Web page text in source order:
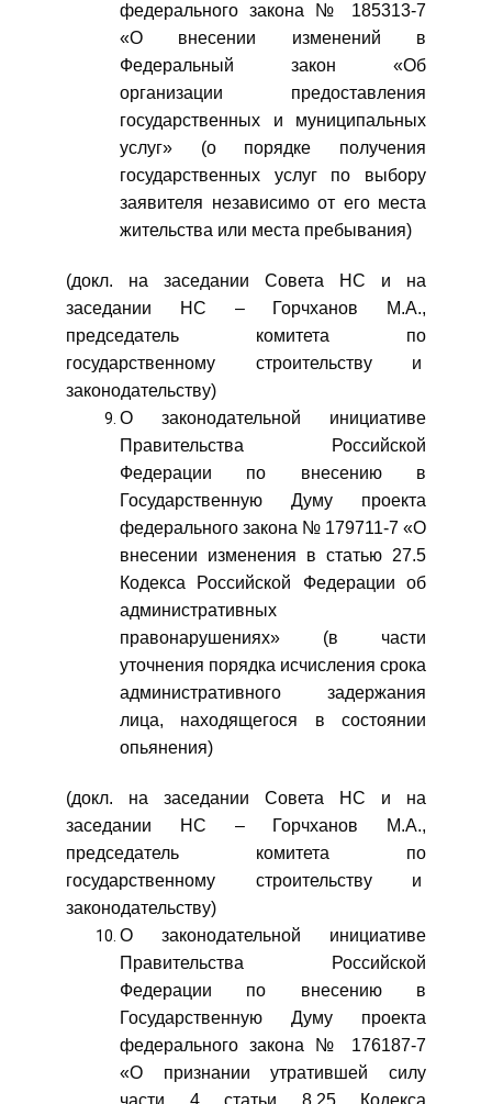
федерального закона № 185313-7
«О внесении изменений в
Федеральный закон «Об
организации предоставления
государственных и муниципальных
услуг» (о порядке получения
государственных услуг по выбору
заявителя независимо от его места
жительства или места пребывания)
(докл. на заседании Совета НС и на
заседании НС – Горчханов М.А.,
председатель комитета по
государственному строительству и
законодательству)
О законодательной инициативе
Правительства Российской
Федерации по внесению в
Государственную Думу проекта
федерального закона № 179711-7 «О
внесении изменения в статью 27.5
Кодекса Российской Федерации об
административных
правонарушениях» (в части
уточнения порядка исчисления срока
административного задержания
лица, находящегося в состоянии
опьянения)
(докл. на заседании Совета НС и на
заседании НС – Горчханов М.А.,
председатель комитета по
государственному строительству и
законодательству)
О законодательной инициативе
Правительства Российской
Федерации по внесению в
Государственную Думу проекта
федерального закона № 176187-7
«О признании утратившей силу
части 4 статьи 8.25 Кодекса